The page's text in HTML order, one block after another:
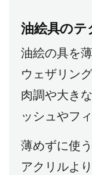
油絵具のテ
油絵の具を
ウェザリン
肉調や大き
ッシュやフ
薄めずに使
アクリルよ